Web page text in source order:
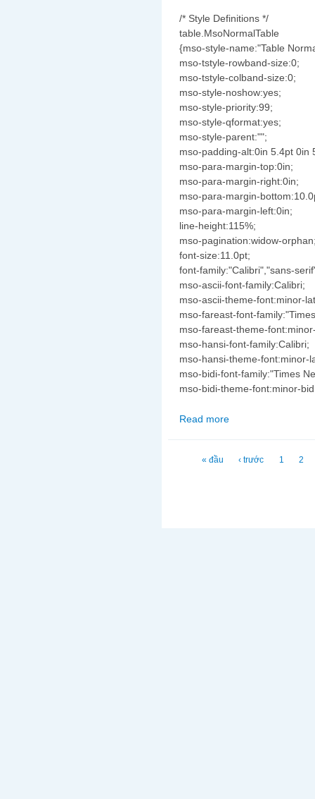
/* Style Definitions */
table.MsoNormalTable
{mso-style-name:"Table
mso-tstyle-rowband-size:0;
mso-tstyle-colband-size:0;
mso-style-noshow:yes;
mso-style-priority:99;
mso-style-qformat:yes;
mso-style-parent:"";
mso-padding-alt:0in 5.4pt 0in
mso-para-margin-top:0in;
mso-para-margin-right:0in;
mso-para-margin-
mso-para-margin-left:0in;
line-height:115%;
mso-pagination:widow-
font-size:11.0pt;
font-family:"Calibri","sans-
mso-ascii-font-family:Calibri;
mso-ascii-theme-font:minor-
mso-fareast-font-
mso-fareast-theme-
mso-hansi-font-family:Calibri;
mso-hansi-theme-font:minor-
mso-bidi-font-family:"Times
mso-bidi-theme-font:minor-
Read more
Trang
« đầu ‹ trước 1 2